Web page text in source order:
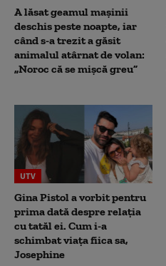
A lăsat geamul mașinii
deschis peste noapte, iar
când s-a trezit a găsit
animalul atârnat de volan:
„Noroc că se mișcă greu”
UTV
Gina Pistol a vorbit pentru
prima dată despre relația
cu tatăl ei. Cum i-a
schimbat viața fiica sa,
Josephine